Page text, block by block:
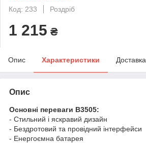
Код: 233
Роздріб
1 215 ₴
Опис Характеристики Доставка
Опис
Основні переваги B3505:
- Стильний і яскравий дизайн
- Бездротовий та провідний інтерфейси
- Енергоємна батарея